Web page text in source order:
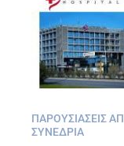
ΠΑΡΟΥΣΙΆΣΕΙΣ
ΣΥΝΈΔΡΙΑ